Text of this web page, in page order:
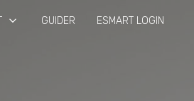
keyboard_arrow_down GUIDER ESMART LOGIN